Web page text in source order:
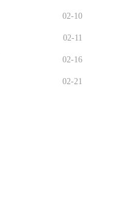
02-10
02-11
02-16
02-21